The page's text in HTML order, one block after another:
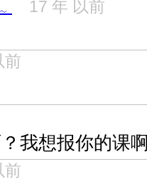
17 年 以前
前
我想报你的课
前